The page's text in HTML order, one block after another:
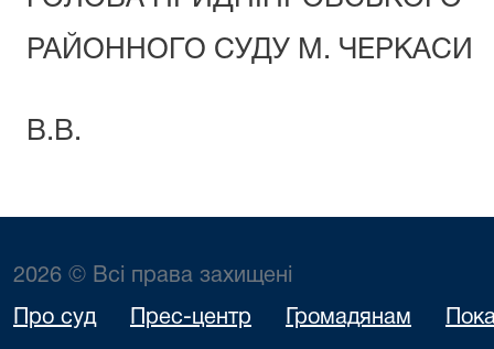
РАЙОННОГО
В.В.
2026 © Всі права захищені
Про суд Прес-центр Громадянам